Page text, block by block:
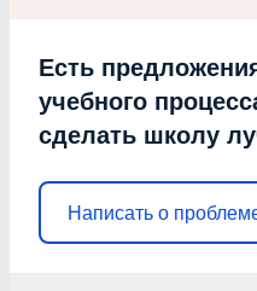
Есть
учебного
сделать школу
Написать о